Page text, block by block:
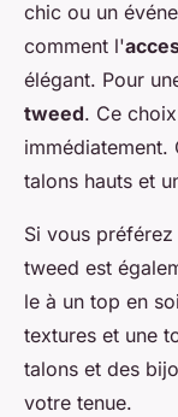
chic ou un
comment l'
élégant. Pour
tweed. Ce
talons hauts et
Si vous préférez
tweed est
le à un top en
textures et une
talons et des
votre tenue.